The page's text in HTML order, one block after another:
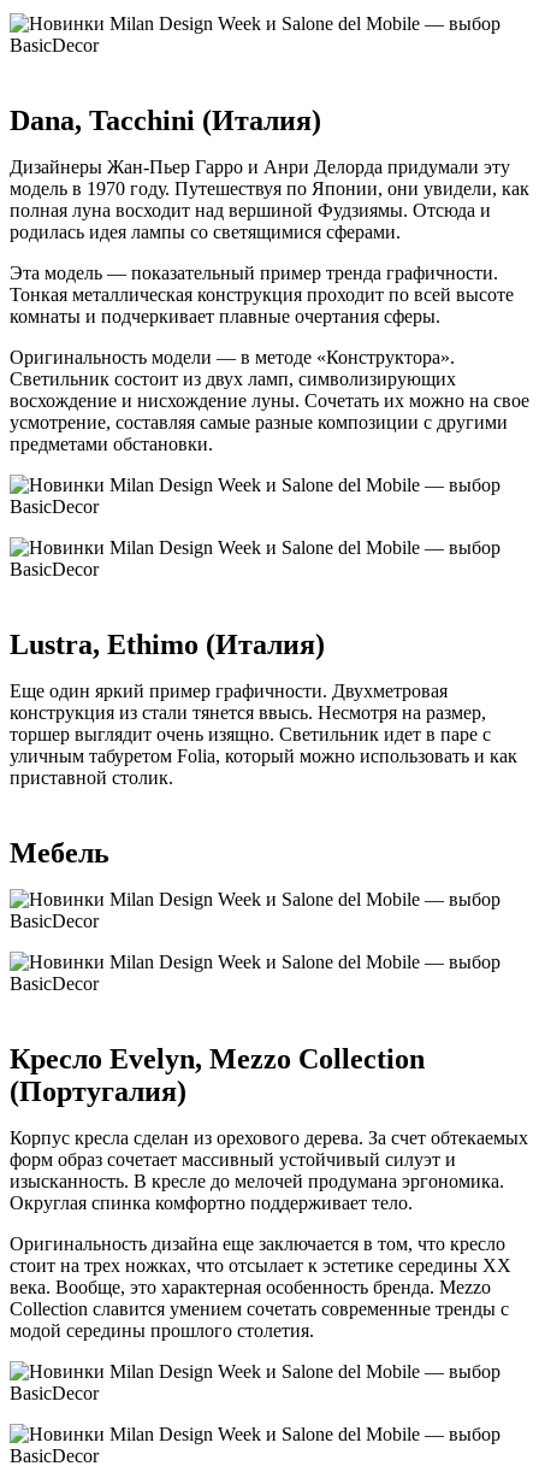
Dana, Tacchini (Италия)
Дизайнеры Жан-Пьер Гарро и Анри Делорда придумали эту
модель в 1970 году. Путешествуя по Японии, они увидели, как
полная луна восходит над вершиной Фудзиямы. Отсюда и
родилась идея лампы со светящимися сферами.
Эта модель — показательный пример тренда графичности.
Тонкая металлическая конструкция проходит по всей высоте
комнаты и подчеркивает плавные очертания сферы.
Оригинальность модели — в методе «Конструктора».
Светильник состоит из двух ламп, символизирующих
восхождение и нисхождение луны. Сочетать их можно на свое
усмотрение, составляя самые разные композиции с другими
предметами обстановки.
Lustra, Ethimo (Италия)
Еще один яркий пример графичности. Двухметровая
конструкция из стали тянется ввысь. Несмотря на размер,
торшер выглядит очень изящно. Светильник идет в паре с
уличным табуретом Folia, который можно использовать и как
приставной столик.
Мебель
Кресло Evelyn, Mezzo Collection
(Португалия)
Корпус кресла сделан из орехового дерева. За счет обтекаемых
форм образ сочетает массивный устойчивый силуэт и
изысканность. В кресле до мелочей продумана эргономика.
Округлая спинка комфортно поддерживает тело.
Оригинальность дизайна еще заключается в том, что кресло
стоит на трех ножках, что отсылает к эстетике середины XX
века. Вообще, это характерная особенность бренда. Mezzo
Collection славится умением сочетать современные тренды с
модой середины прошлого столетия.